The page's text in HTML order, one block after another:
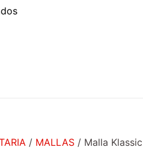
/ MALLAS / Malla Klassic